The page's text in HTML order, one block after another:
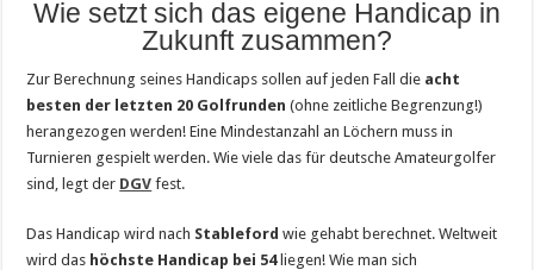
Wie setzt sich das eigene Handicap in
Zukunft zusammen?
Zur Berechnung seines Handicaps sollen auf jeden Fall die acht
besten der letzten 20 Golfrunden (ohne zeitliche Begrenzung!)
herangezogen werden! Eine Mindestanzahl an Löchern muss in
Turnieren gespielt werden. Wie viele das für deutsche Amateurgolfer
sind, legt der DGV fest.
Das Handicap wird nach Stableford wie gehabt berechnet. Weltweit
wird das höchste Handicap bei 54liegen! Wie man sich